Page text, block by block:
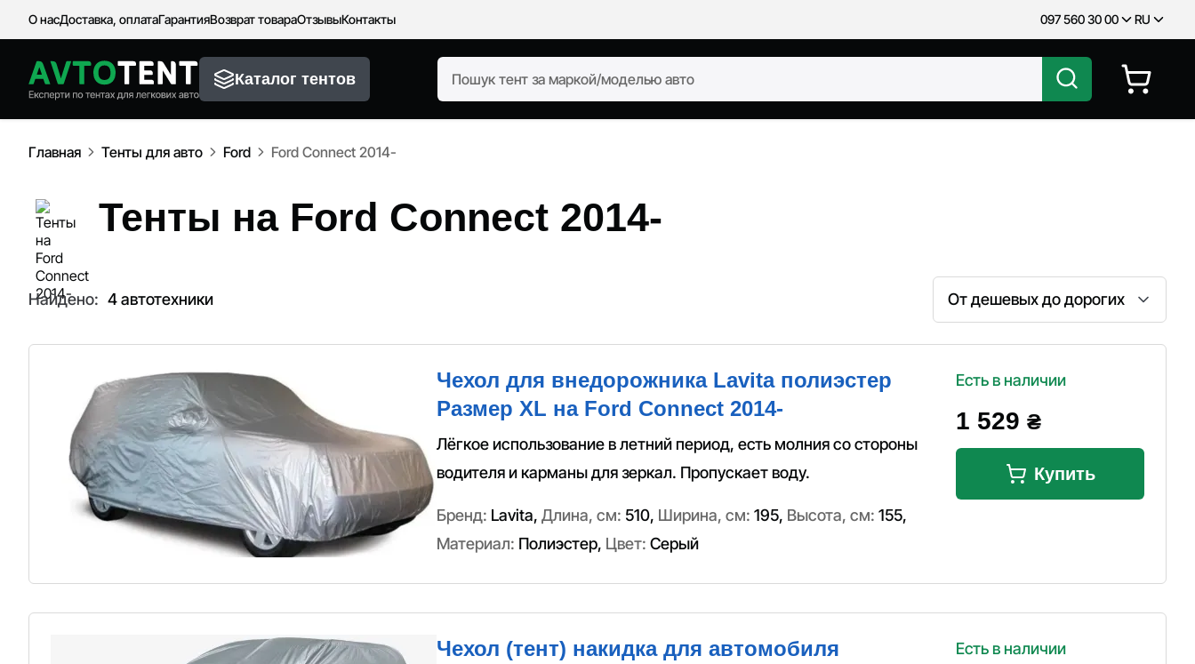
О насДоставка, оплатаГарантияВозврат товараОтзывыКонтакты 097 560 30 00 RU
Каталог тентов
Главная Тенты для авто Ford Ford Connect 2014-
Тенты на Ford Connect 2014-
Найдено: 4 автотехники
Сортировка
Чехол для внедорожника Lavita полиэстер
Размер XL на Ford Connect 2014-
Лёгкое использование в летний период, есть молния со стороны
водителя и карманы для зеркал. Пропускает воду.
Бренд: Lavita, Длина, см: 510, Ширина, см: 195, Высота, см: 155,
Материал: Полиэстер, Цвет: Серый
Есть в наличии
1 529 ₴
Купить
Чехол (тент) накидка для автомобиля
Есть в наличии